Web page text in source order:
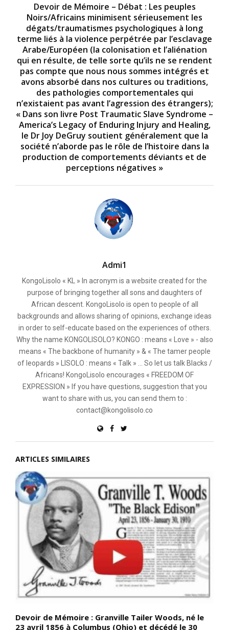
Devoir de Mémoire – Débat : Les peuples
Noirs/Africains minimisent sérieusement les
dégats/traumatismes psychologiques à long
terme liés à la violence perpétrée par l’esclavage
Arabe/Européen (la colonisation et l’aliénation
qui en résulte, de telle sorte qu’ils ne se rendent
pas compte que nous nous sommes intégrés et
avons absorbé dans nos cultures ou traditions,
des pathologies comportementales qui
n’existaient pas avant l’agression des étrangers);
« Dans son livre Post Traumatic Slave Syndrome –
America’s Legacy of Enduring Injury and Healing,
le Dr Joy DeGruy soutient généralement que la
société n’aborde pas le rôle de l’histoire dans la
production de comportements déviants et de
perceptions négatives »
Admi1
KongoLisolo « KL » In acronym is a website created for the
purpose of bringing together all sons and daughters of
African descent. KongoLisolo is open to people of all
backgrounds and allows sharing of opinions, exchange ideas
in order to self-educate based on the experiences of others.
Why the name KONGOLISOLO? KONGO : means « Love » - also
means « The backbone of humanity » & « The tamer people
of leopards » LISOLO : means « Talk » ... So let us talk Blacks /
Africans! KongoLisolo encourages « FREEDOM OF
EXPRESSION » If you have questions, suggestion that you
want to share with us, you can send them to :
contact@kongolisolo.co
ARTICLES SIMILAIRES
Devoir de Mémoire : Granville Tailer Woods, né le
23 avril 1856 à Columbus (Ohio) et décédé le 30